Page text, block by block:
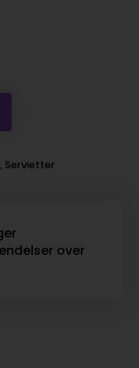
, Servietter
over